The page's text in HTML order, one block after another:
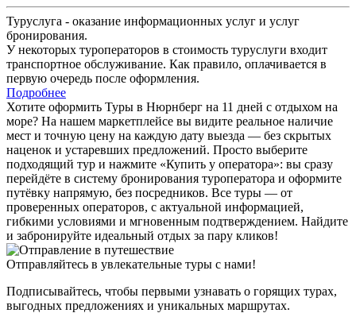
Туруслуга - оказание информационных услуг и услуг
бронирования.
У некоторых туроператоров в стоимость туруслуги входит
транспортное обслуживание. Как правило, оплачивается в
первую очередь после оформления.
Подробнее
Хотите оформить Туры в Нюрнберг на 11 дней с отдыхом на
море? На нашем маркетплейсе вы видите реальное наличие
мест и точную цену на каждую дату выезда — без скрытых
наценок и устаревших предложений. Просто выберите
подходящий тур и нажмите «Купить у оператора»: вы сразу
перейдёте в систему бронирования туроператора и оформите
путёвку напрямую, без посредников. Все туры — от
проверенных операторов, с актуальной информацией,
гибкими условиями и мгновенным подтверждением. Найдите
и забронируйте идеальный отдых за пару кликов!
Отправляйтесь в увлекательные туры с нами!
Подписывайтесь, чтобы первыми узнавать о горящих турах,
выгодных предложениях и уникальных маршрутах.